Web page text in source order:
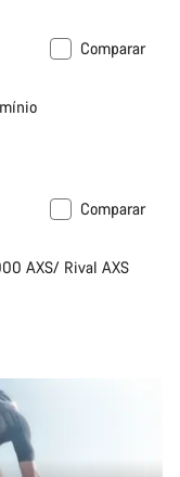
Comparar
Comparar
AXS/ Rival AXS